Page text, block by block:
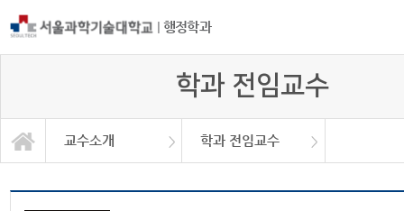
| 행정학과
학과 전임교수
교수소개 학과 전임교수
학과소개
교수소개
학사안내
학과행정
학생광장
학과 전임교수
명예교수